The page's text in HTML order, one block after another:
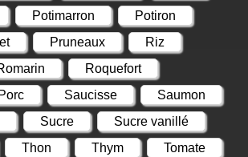
Potimarron
Potiron
Pruneaux
Riz
Roquefort
Saucisse
Saumon
Sucre
Sucre vanillé
Thon Thym
Tomate